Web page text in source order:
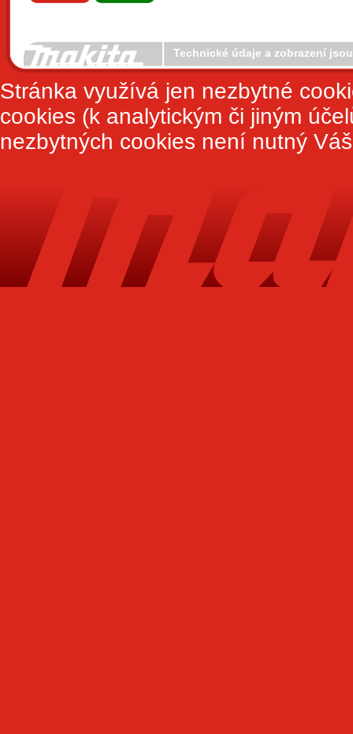
Technické údaje a zobrazení
Stránka využívá jen nezbytné
cookies (k analytickým či jiným
nezbytných cookies není nutný